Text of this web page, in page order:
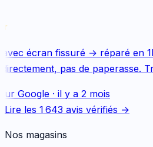
écran fissuré → réparé en
pas de paperasse.
Google· il y a 2 mois
Lire les 1 643 avis vérifiés →
Nos magasins